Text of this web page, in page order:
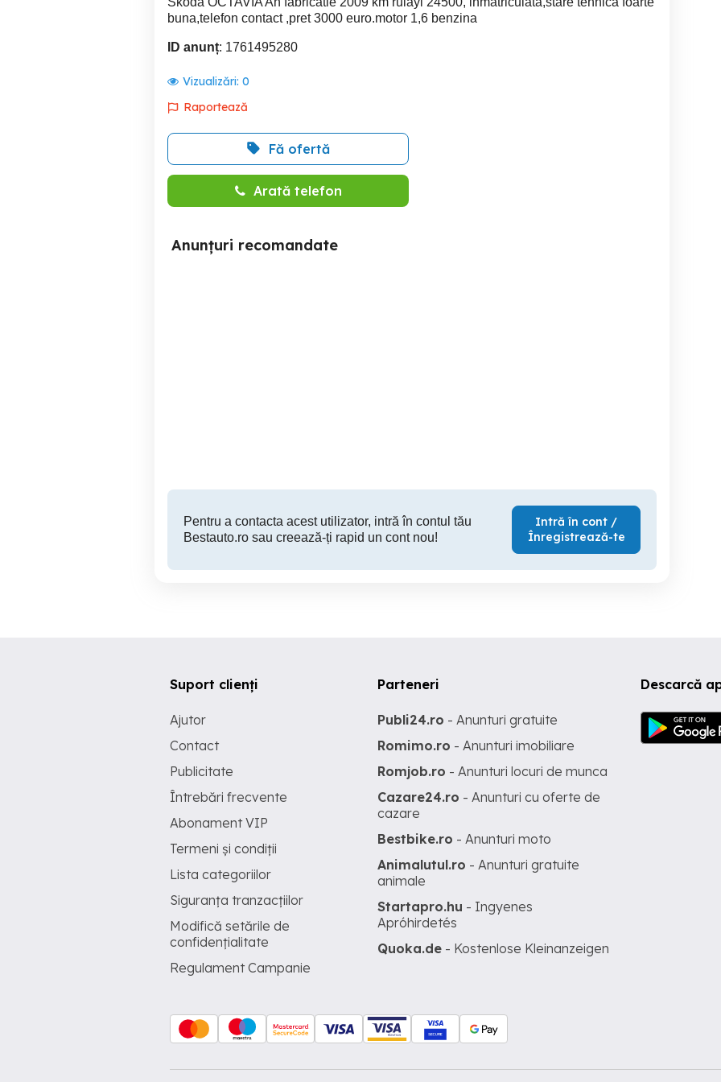
buna,telefon contact ,pret 3000 euro.motor 1,6 benzina
ID anunț: 1761495280
Vizualizări: 0
Raportează
Fă ofertă
Arată telefon
Anunțuri recomandate
Pentru a contacta acest utilizator, intră în contul tău
Bestauto.ro sau creează-ți rapid un cont nou!
Intră în cont /
Înregistrează-te
Descarcă
Suport clienți
Ajutor
Contact
Publicitate
Întrebări frecvente
Abonament VIP
Termeni și condiții
Lista categoriilor
Siguranța tranzacțiilor
Modifică setările de
confidențialitate
Regulament Campanie
Parteneri
Publi24.ro - Anunturi gratuite
Romimo.ro - Anunturi imobiliare
Romjob.ro - Anunturi locuri de munca
Cazare24.ro - Anunturi cu oferte de
cazare
Bestbike.ro - Anunturi moto
Animalutul.ro - Anunturi gratuite
animale
Startapro.hu - Ingyenes
Apróhirdetés
Quoka.de - Kostenlose Kleinanzeigen